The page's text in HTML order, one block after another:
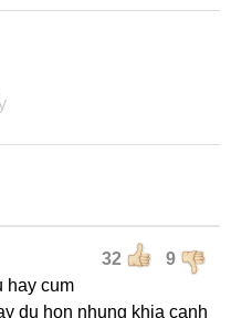
32 9
hay cum
du hon nhung khia canh